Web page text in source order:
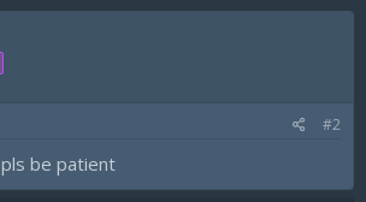
#2
be patient